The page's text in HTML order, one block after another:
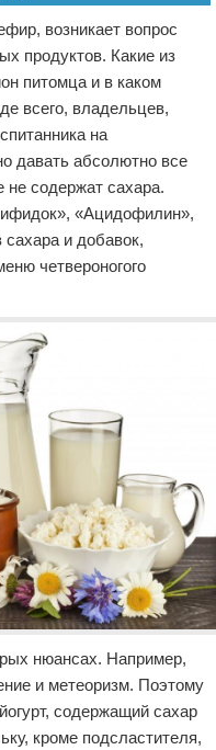
возникает вопрос
продуктов. Какие из
питомца и в каком
всего, владельцев,
на
давать абсолютно все
содержат сахара.
«Ацидофилин»,
и добавок,
четвероногого
нюансах. Например,
и метеоризм. Поэтому
содержащий сахар
кроме подсластителя,